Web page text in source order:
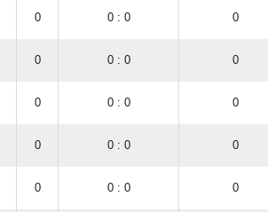
0 0 : 0 0
0 0 : 0 0
0 0 : 0 0
0 0 : 0 0
0 0 : 0 0